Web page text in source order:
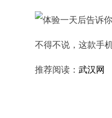
不得不说，这款手
推荐阅读： 武汉网